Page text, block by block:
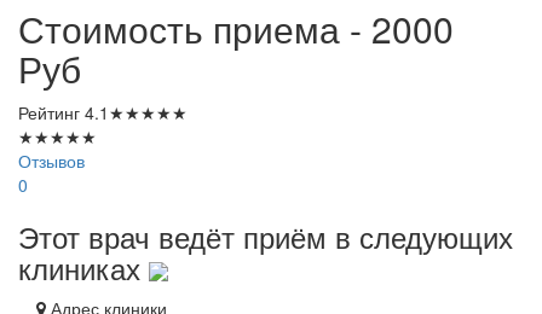
Стоимость приема - 2000
Руб
Рейтинг 4.1 ★★★★★
★★★★★
Отзывов
0
Этот врач ведёт приём в следующих
клиниках
Адрес клиники